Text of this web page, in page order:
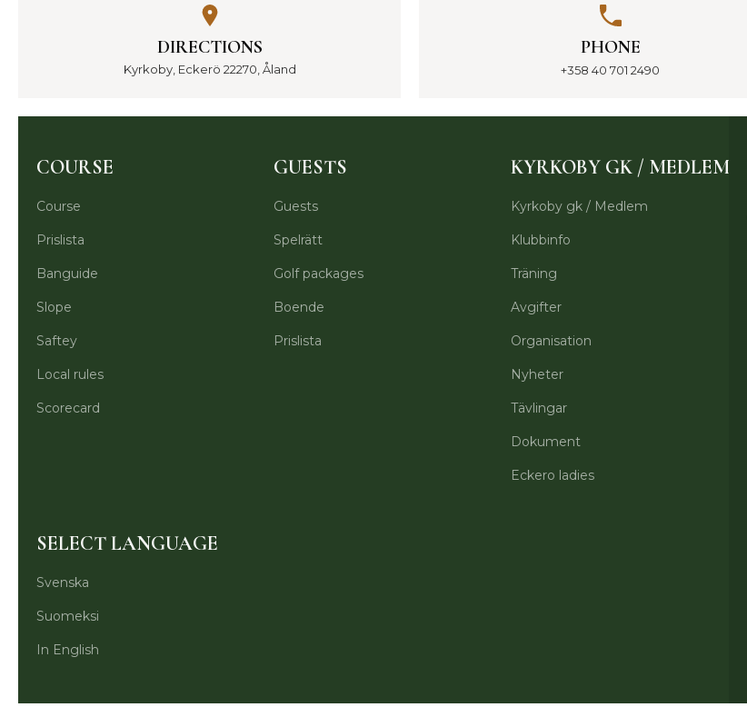
DIRECTIONS
Kyrkoby, Eckerö 22270, Åland
PHONE
+358 40 701 2490
COURSE
Course
Prislista
Banguide
Slope
Saftey
Local rules
Scorecard
GUESTS
Guests
Spelrätt
Golf packages
Boende
Prislista
KYRKOBY GK / MEDLEM
Kyrkoby gk / Medlem
Klubbinfo
Träning
Avgifter
Organisation
Nyheter
Tävlingar
Dokument
Eckero ladies
SELECT LANGUAGE
Svenska
Suomeksi
In English